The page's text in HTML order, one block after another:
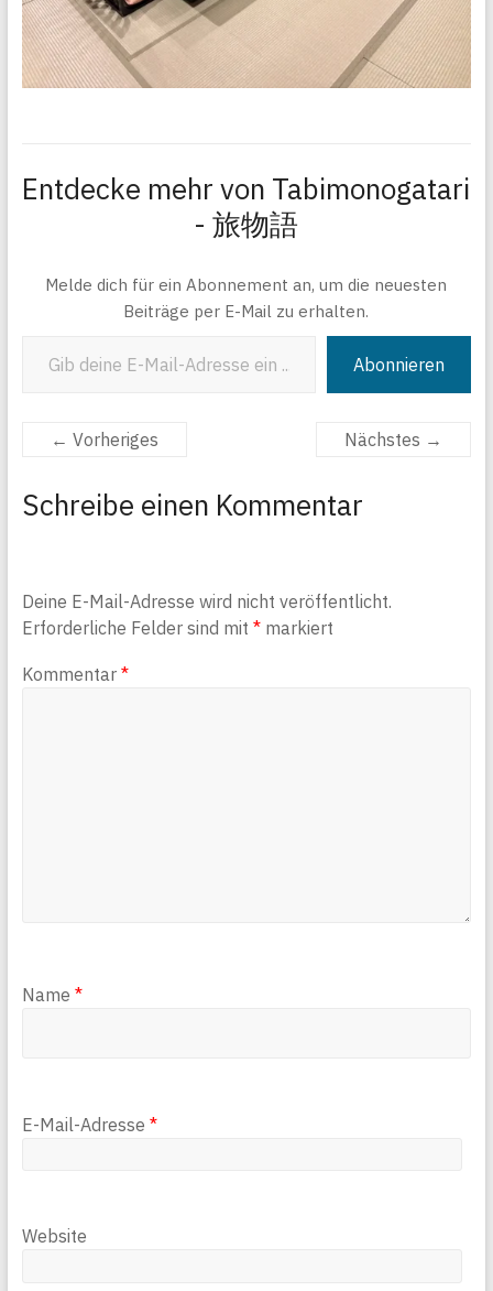
Entdecke mehr von Tabimonogatari
- 旅物語
Melde dich für ein Abonnement an, um die neuesten
Beiträge per E-Mail zu erhalten.
Abonnieren
← Vorheriges Nächstes →
Schreibe einen Kommentar
Deine E-Mail-Adresse wird nicht veröffentlicht.
Erforderliche Felder sind mit *markiert
Kommentar *
Name *
E-Mail-Adresse *
Website